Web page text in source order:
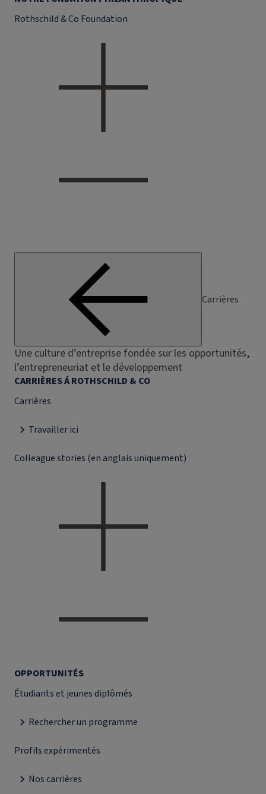
Rothschild & Co Foundation
Carrières
Une culture d’entreprise fondée sur les opportunités,
l’entrepreneuriat et le développement
CARRIÈRES Á ROTHSCHILD & CO
Carrières
Travailler ici
Colleague stories (en anglais uniquement)
OPPORTUNITÉS
Étudiants et jeunes diplômés
Rechercher un programme
Profils expérimentés
Nos carrières